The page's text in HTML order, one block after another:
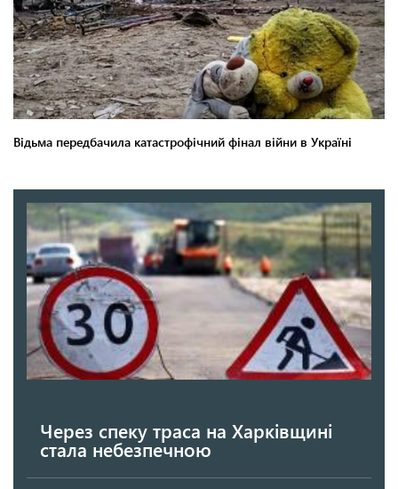
Через спеку траса на Харківщині
стала небезпечною